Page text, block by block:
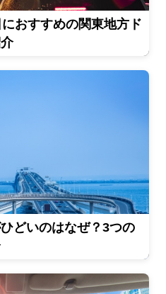
におすすめの関東地方ド
どいのはなぜ？3つの